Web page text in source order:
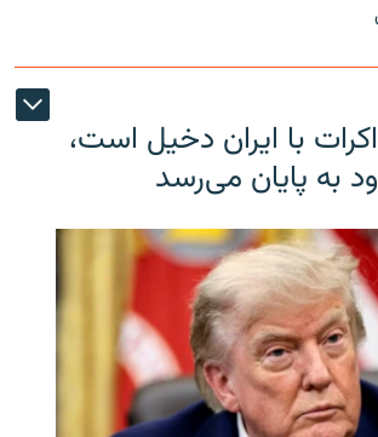
با ایران دخیل است،
به پایان می‌رسد